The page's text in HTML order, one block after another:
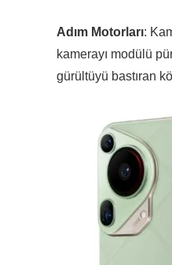
Adım Motorları:
kamerayı modülü
gürültüyü bastıran